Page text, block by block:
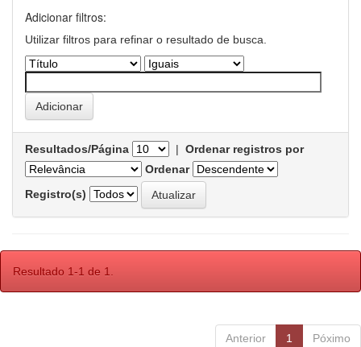
Adicionar filtros:
Utilizar filtros para refinar o resultado de busca.
Resultados/Página | Ordenar registros por
Ordenar
Registro(s)
Resultado 1-1 de 1.
Anterior 1 Póximo